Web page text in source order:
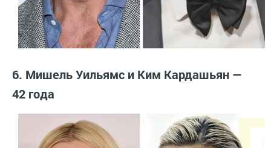
6. Мишель Уильямс и Ким Кардашьян —
42 года